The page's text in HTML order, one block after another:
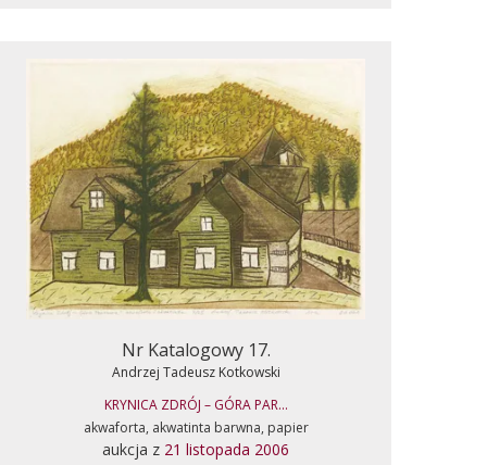
Nr Katalogowy 17.
Andrzej Tadeusz Kotkowski
KRYNICA ZDRÓJ – GÓRA PAR...
akwaforta, akwatinta barwna, papier
aukcja z 21 listopada 2006